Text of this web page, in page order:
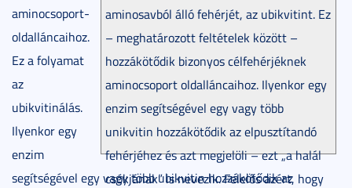
aminosavból álló fehérjét, az ubikvitint. Ez
– meghatározott feltételek között –
hozzákötődik bizonyos célfehérjéknek
aminocsoport oldalláncaihoz. Ilyenkor egy
enzim segítségével egy vagy több
unikvitin hozzákötődik az elpusztítandó
fehérjéhez és azt megjelöli – ezt „a halál
csókjának” is nevezik. Felelős azért, hogy
aminocsoport-
oldalláncaihoz.
Ez a folyamat
az
ubikvitinálás.
Ilyenkor egy
enzim
segítségével egy vagy több ubikvitin hozzákötődik az